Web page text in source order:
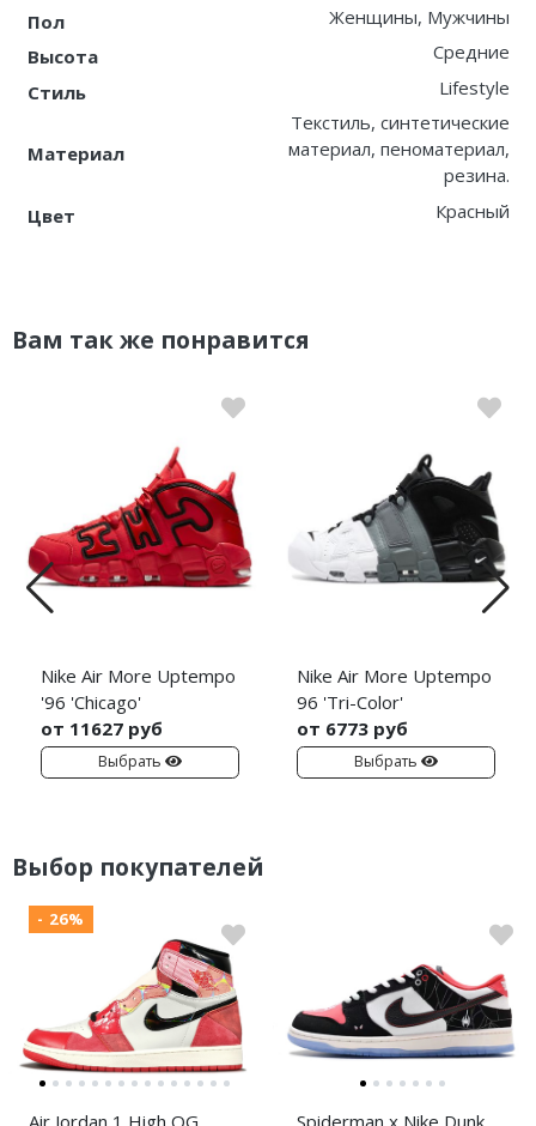
Пол
Женщины, Мужчины
Высота
Средние
Стиль
Lifestyle
Материал
Текстиль, синтетические
материал, пеноматериал,
резина.
Цвет
Красный
Вам так же понравится
Nike Air More Uptempo
'96 'Chicago'
от 11627 руб
Выбрать
Nike Air More Uptempo
96 'Tri-Color'
от 6773 руб
Выбрать
Выбор покупателей
- 26%